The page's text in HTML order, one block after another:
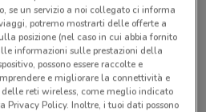
km
se un servizio a noi collegato ci informa
potremo mostrarti delle offerte a
posizione (nel caso in cui abbia fornito
informazioni sulle prestazioni della
possono essere raccolte e
e migliorare la connettività e
reti wireless, come meglio indicato
Privacy Policy. Inoltre, i tuoi dati possono